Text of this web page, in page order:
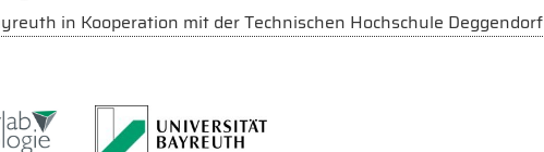
in Kooperation mit der Technischen Hochschule Deggendorf